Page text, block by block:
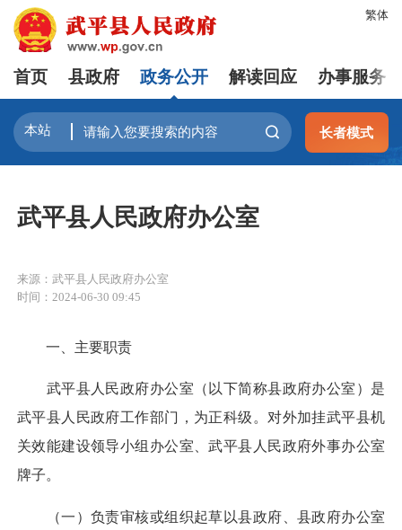
繁体
首页 县政府 政务公开 解读回应 办事服务
长者模式
武平县人民政府办公室
来源：武平县人民政府办公室
时间：2024-06-30 09:45
一、主要职责
武平县人民政府办公室（以下简称县政府办公室）是
武平县人民政府工作部门，为正科级。对外加挂武平县机
关效能建设领导小组办公室、武平县人民政府外事办公室
牌子。
（一）负责审核或组织起草以县政府、县政府办公室